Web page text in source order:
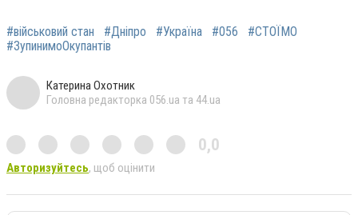
#військовий стан #Дніпро #Україна #056
#СТОЇМО
#ЗупинимоОкупантів
Катерина Охотник
Головна редакторка 056.ua та 44.ua
0,0
Авторизуйтесь, щоб оцінити